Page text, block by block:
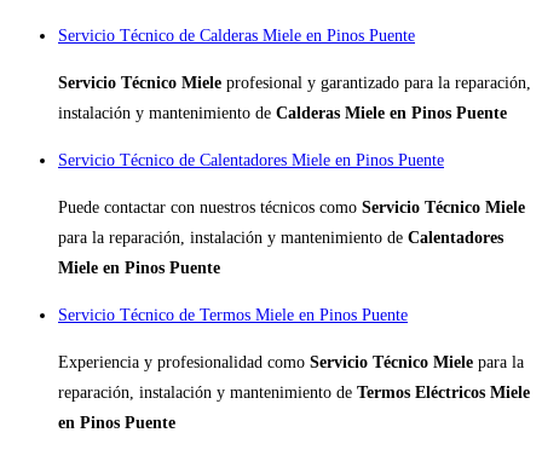
Servicio Técnico de Calderas Miele en Pinos Puente
Servicio Técnico Miele profesional y garantizado para la reparación,
instalación y mantenimiento de Calderas Miele en Pinos Puente
Servicio Técnico de Calentadores Miele en Pinos Puente
Puede contactar con nuestros técnicos como Servicio Técnico Miele
para la reparación, instalación y mantenimiento de Calentadores
Miele en Pinos Puente
Servicio Técnico de Termos Miele en Pinos Puente
Experiencia y profesionalidad como Servicio Técnico Miele para la
reparación, instalación y mantenimiento de Termos Eléctricos Miele
en Pinos Puente